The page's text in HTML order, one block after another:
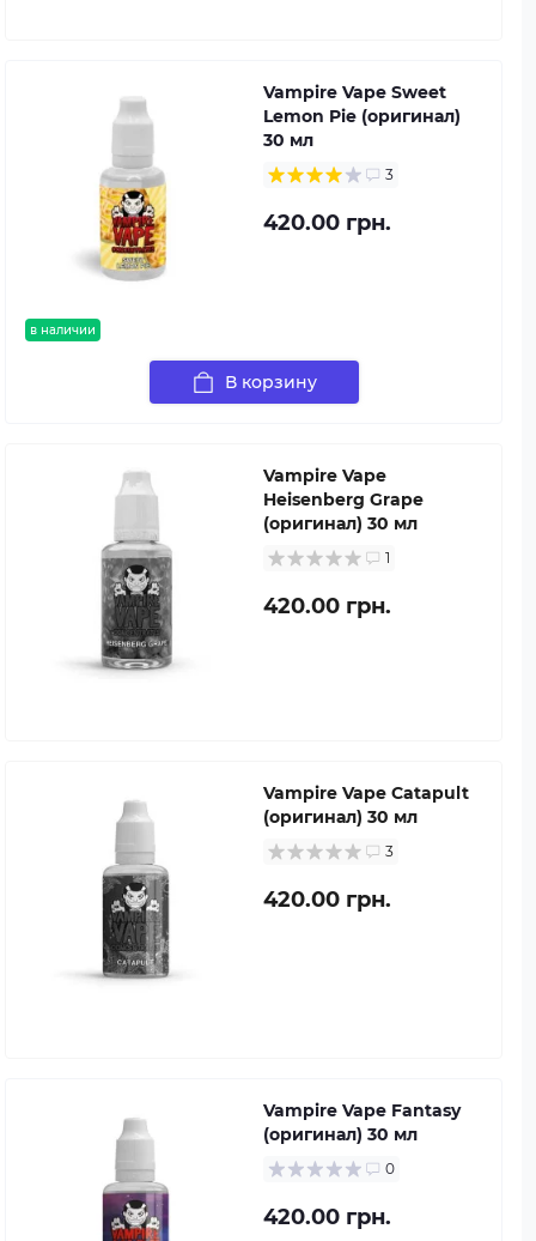
в наличии
Vampire Vape Sweet
Lemon Pie (оригинал)
30 мл
3
420.00 грн.
В корзину
Vampire Vape
Heisenberg Grape
(оригинал) 30 мл
1
420.00 грн.
Vampire Vape Catapult
(оригинал) 30 мл
3
420.00 грн.
Vampire Vape Fantasy
(оригинал) 30 мл
0
420.00 грн.